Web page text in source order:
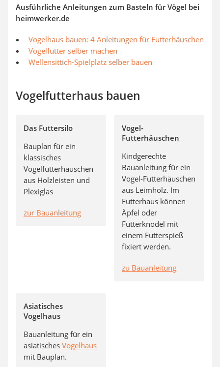
Ausführliche Anleitungen zum Basteln für Vögel bei
heimwerker.de
Vogelhaus bauen: 4 Anleitungen für Futterhäuschen
Vogelfutter selber machen
Wellensittich-Spielplatz selber bauen
Vogelfutterhaus bauen
Das Futtersilo
Bauplan für ein
klassisches
Vogelfutterhäuschen
aus Holzleisten und
Plexiglas
zur Bauanleitung
Vogel-
Futterhäuschen
Kindgerechte
Bauanleitung für ein
Vogel-Futterhäuschen
aus Leimholz. Im
Futterhaus können
Äpfel oder
Futterknödel mit
einem Futterspieß
fixiert werden.
zu Bauanleitung
Asiatisches
Vogelhaus
Bauanleitung für ein
asiatisches Vogelhaus
mit Bauplan.